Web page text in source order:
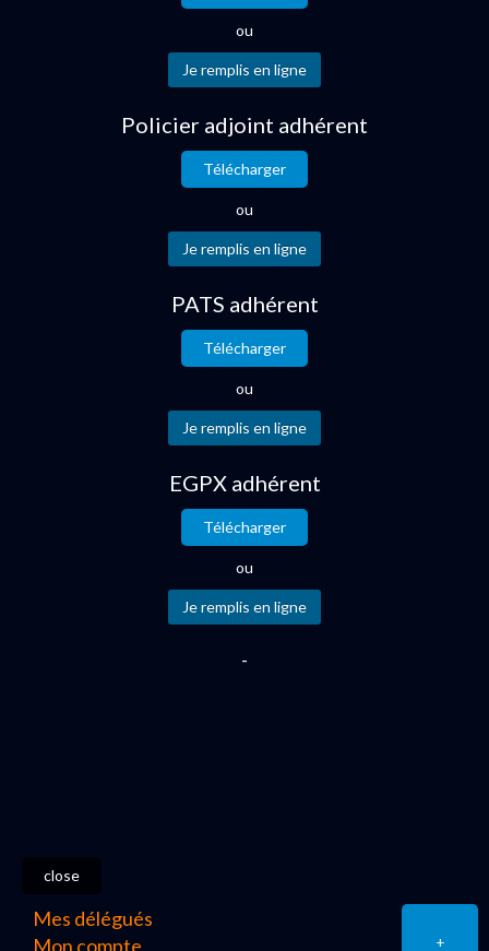
ou
Policier adjoint adhérent
Télécharger
ou
PATS adhérent
Télécharger
ou
EGPX adhérent
Télécharger
ou
-
+
close
Mes délégués
Mon compte